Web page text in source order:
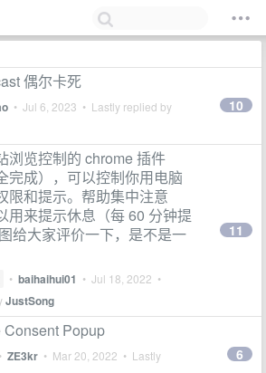
偶尔卡死
• Jul 6, 2023 • Lastly replied by 10
浏览控制的 chrome 插件
完成），可以控制你用电脑
限和提示。帮助集中注意
用来提示休息（每 60 分钟提
给大家评价一下，是不是一
• baihaihui01 • Jul 18, 2022 •
JustSong
11
Popup
• ZE3kr • Mar 20, 2022 • Lastly
6